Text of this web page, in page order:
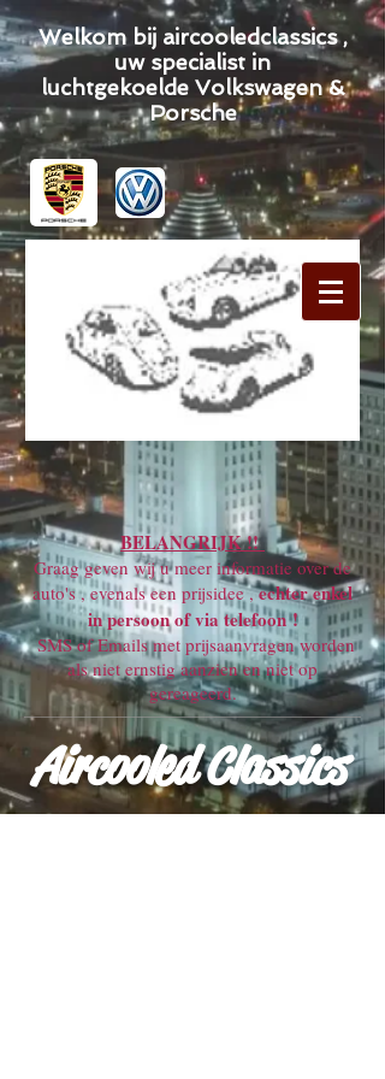
Welkom bij aircooledclassics ,
uw specialist in
luchtgekoelde Volkswagen &
Porsche
BELANGRIJK !!
Graag geven wij u meer informatie over de
auto's , evenals een prijsidee ,echter enkel
in persoon of via telefoon !
SMS of Emails met prijsaanvragen worden
als niet ernstig aanzien en niet op
gereageerd.
Aircooled Classics